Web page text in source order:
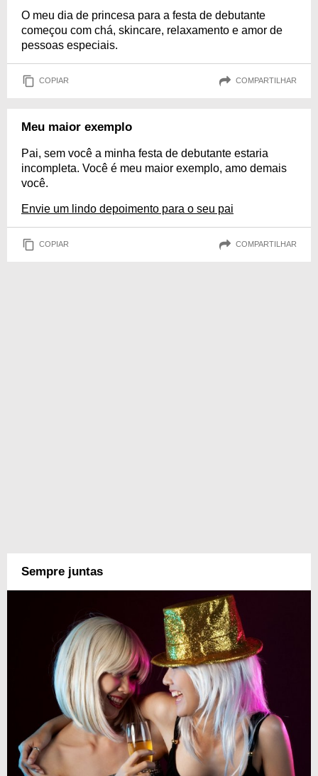
O meu dia de princesa para a festa de debutante
começou com chá, skincare, relaxamento e amor de
pessoas especiais.
COPIAR COMPARTILHAR
Meu maior exemplo
Pai, sem você a minha festa de debutante estaria
incompleta. Você é meu maior exemplo, amo demais
você.
Envie um lindo depoimento para o seu pai
COPIAR COMPARTILHAR
Sempre juntas